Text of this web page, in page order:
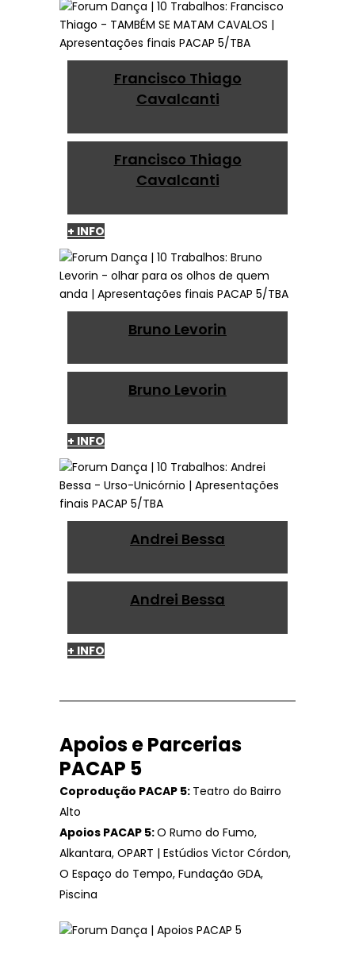
Francisco Thiago
Cavalcanti
Francisco Thiago
Cavalcanti
+ INFO
Bruno Levorin
Bruno Levorin
+ INFO
Andrei Bessa
Andrei Bessa
+ INFO
Apoios e Parcerias
PACAP 5
Coprodução PACAP 5: Teatro do Bairro
Alto
Apoios PACAP 5:O Rumo do Fumo,
Alkantara, OPART | Estúdios Victor Córdon,
O Espaço do Tempo, Fundação GDA,
Piscina